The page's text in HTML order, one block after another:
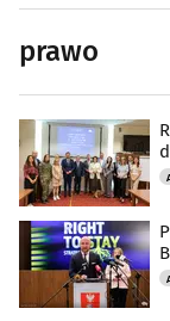
prawo